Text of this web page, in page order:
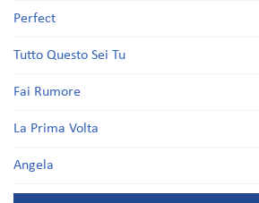
Perfect
Tutto Questo Sei Tu
Fai Rumore
La Prima Volta
Angela